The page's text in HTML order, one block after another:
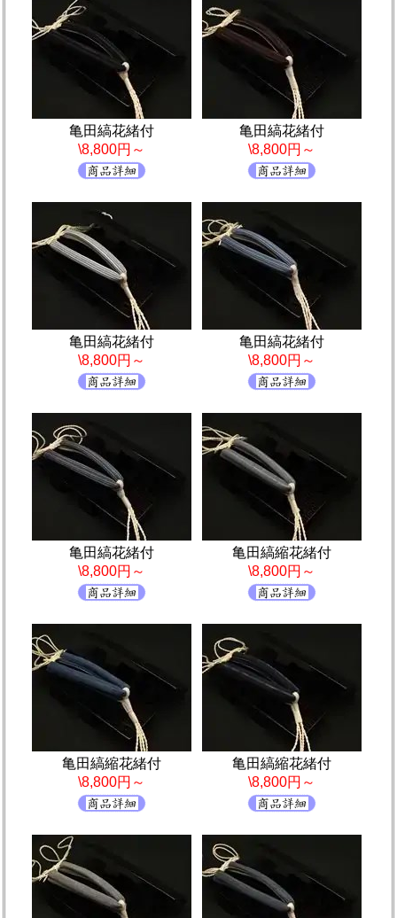
亀田縞花緒付
\8,800円～
亀田縞花緒付
\8,800円～
亀田縞花緒付
\8,800円～
亀田縞花緒付
\8,800円～
亀田縞花緒付
\8,800円～
亀田縞縮花緒付
\8,800円～
亀田縞縮花緒付
\8,800円～
亀田縞縮花緒付
\8,800円～